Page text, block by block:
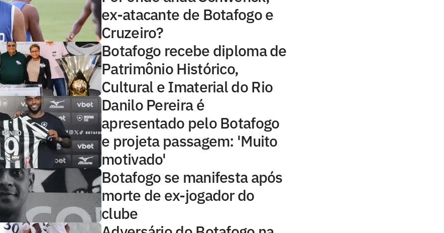
ex-atacante de Botafogo e
Cruzeiro?
Botafogo recebe diploma de
Patrimônio Histórico,
Cultural e Imaterial do Rio
Danilo Pereira é
apresentado pelo Botafogo
e projeta passagem: 'Muito
motivado'
Botafogo se manifesta após
morte de ex-jogador do
clube